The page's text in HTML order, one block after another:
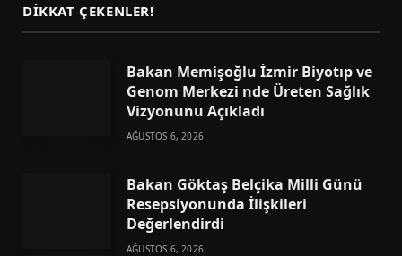
DIKKAT ÇEKENLER!
Bakan Memişoğlu İzmir Biyotıp ve
Genom Merkezi nde Üreten Sağlık
Vizyonunu Açıkladı
AĞUSTOS 6, 2026
Bakan Göktaş Belçika Milli Günü
Resepsiyonunda İlişkileri
Değerlendirdi
AĞUSTOS 6, 2026